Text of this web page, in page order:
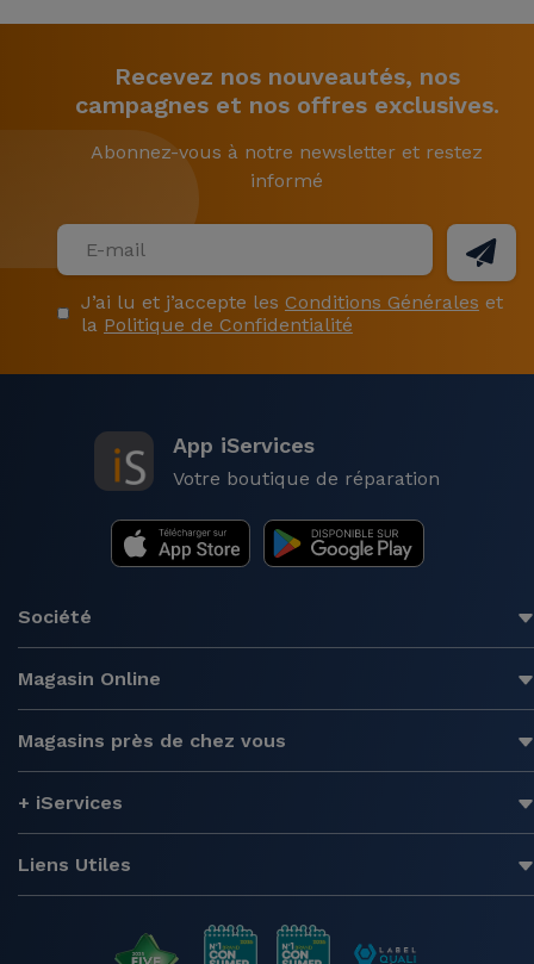
Recevez nos nouveautés, nos
campagnes et nos offres exclusives.
Abonnez-vous à notre newsletter et restez
informé
J’ai lu et j’accepte les Conditions Générales et
la Politique de Confidentialité
App iServices
Votre boutique de réparation
Société
Magasin Online
Magasins près de chez vous
+ iServices
Liens Utiles